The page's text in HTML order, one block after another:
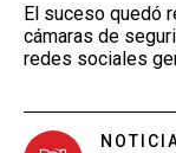
El suceso quedó
cámaras de
redes sociales